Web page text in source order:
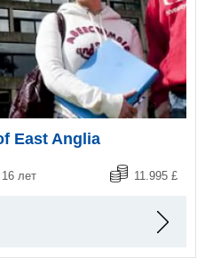
East Anglia
16 лет 11.995 £